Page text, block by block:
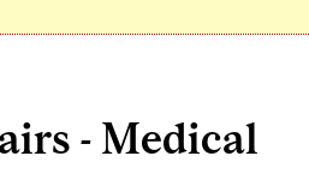
- Medical